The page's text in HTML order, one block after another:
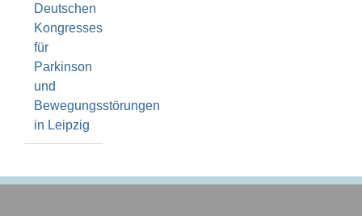
Deutschen
Kongresses
für
Parkinson
und
Bewegungsstörungen
in Leipzig